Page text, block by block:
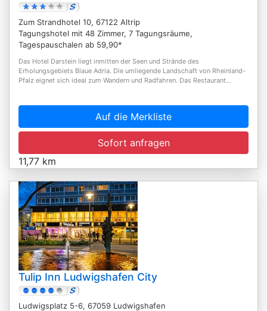
Zum Strandhotel 10, 67122 Altrip
Tagungshotel mit 48 Zimmer, 7 Tagungsräume,
Tagespauschalen ab 59,90*
Das Hotel Darstein liegt inmitten der Seen und Strände des
Erholungsgebiets Blaue Adria. Die umliegende Landschaft von Rheinland-
Pfalz eignet sich ideal zum Wandern und Radfahren. Das Restaurant...
Auf die Merkliste
Sofort anfragen
11,77 km
Tulip Inn Ludwigshafen City
Ludwigsplatz 5-6, 67059 Ludwigshafen